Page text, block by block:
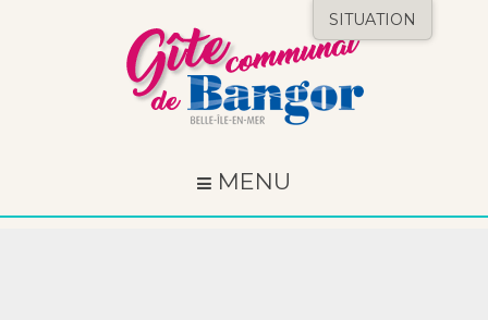
SITUATION
MENU